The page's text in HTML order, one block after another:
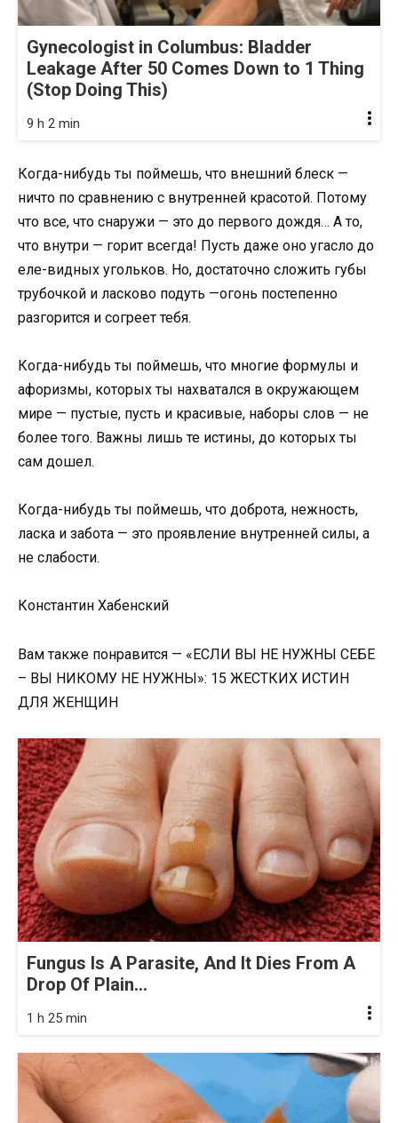
Gynecologist in Columbus: Bladder
Leakage After 50 Comes Down to 1 Thing
(Stop Doing This)
9 h 2 min
Когда-нибудь ты поймешь, что внешний блеск —
ничто по сравнению с внутренней красотой. Потому
что все, что снаружи — это до первого дождя… А то,
что внутри — горит всегда! Пусть даже оно угасло до
еле-видных угольков. Но, достаточно сложить губы
трубочкой и ласково подуть —огонь постепенно
разгорится и согреет тебя.
Когда-нибудь ты поймешь, что многие формулы и
афоризмы, которых ты нахватался в окружающем
мире — пустые, пусть и красивые, наборы слов — не
более того. Важны лишь те истины, до которых ты
сам дошел.
Когда-нибудь ты поймешь, что доброта, нежность,
ласка и забота — это проявление внутренней силы, а
не слабости.
Константин Хабенский
Вам также понравится — «ЕСЛИ ВЫ НЕ НУЖНЫ СЕБЕ
– ВЫ НИКОМУ НЕ НУЖНЫ»: 15 ЖЕСТКИХ ИСТИН
ДЛЯ ЖЕНЩИН
Fungus Is A Parasite, And It Dies From A
Drop Of Plain...
1 h 25 min